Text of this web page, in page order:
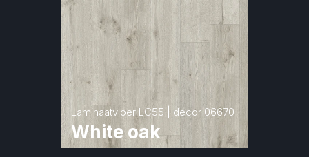
Laminaatvloer LC55 | decor 06670
White oak